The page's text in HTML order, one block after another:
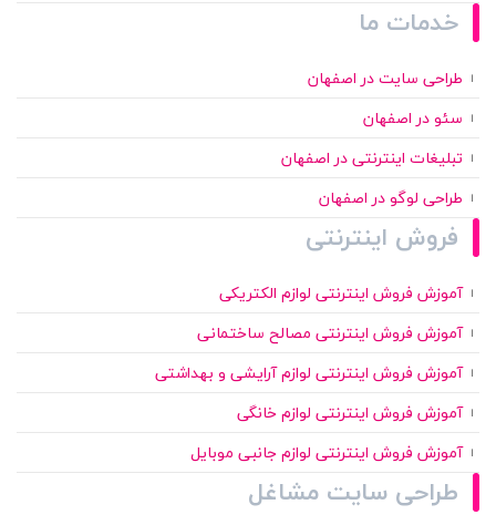
خدمات ما
طراحی سایت در اصفهان
سئو در اصفهان
تبلیغات اینترنتی در اصفهان
طراحی لوگو در اصفهان
فروش اینترنتی
آموزش فروش اینترنتی لوازم الکتریکی
آموزش فروش اینترنتی مصالح ساختمانی
آموزش فروش اینترنتی لوازم آرایشی و بهداشتی
آموزش فروش اینترنتی لوازم خانگی
آموزش فروش اینترنتی لوازم جانبی موبایل
طراحی سایت مشاغل